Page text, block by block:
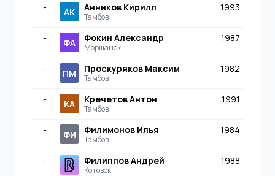
- АК Анников Кирилл
Тамбов
1993
- ФА Фокин Александр
Моршанск
1987
- ПМ Проскуряков Максим
Тамбов
1982
- КА Кречетов Антон
Тамбов
1991
- ФИ Филимонов Илья
Тамбов
1984
- Филиппов Андрей
Котовск
1988